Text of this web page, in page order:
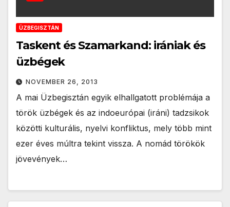
ÜZBEGISZTÁN
Taskent és Szamarkand: irániak és
üzbégek
NOVEMBER 26, 2013
A mai Üzbegisztán egyik elhallgatott problémája a
török üzbégek és az indoeurópai (iráni) tadzsikok
közötti kulturális, nyelvi konfliktus, mely több mint
ezer éves múltra tekint vissza. A nomád törökök
jövevények…